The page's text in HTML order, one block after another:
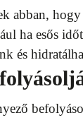
abban,
ha esős
és